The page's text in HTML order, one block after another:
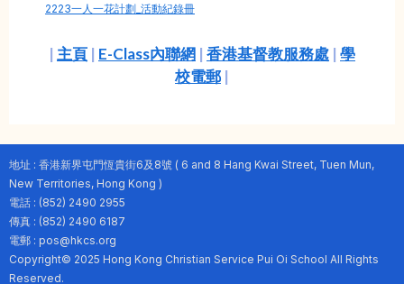
2223一人一花計劃_活動紀錄冊
| 主頁 | E-Class內聯網 | 香港基督教服務處 | 學
校電郵 |
地址 : 香港新界屯門恆貴街6及8號 ( 6 and 8 Hang Kwai Street, Tuen Mun,
New Territories, Hong Kong )
電話 : (852) 2490 2955
傳真 : (852) 2490 6187
電郵 : pos@hkcs.org
Copyright© 2025 Hong Kong Christian Service Pui Oi School All Rights
Reserved.